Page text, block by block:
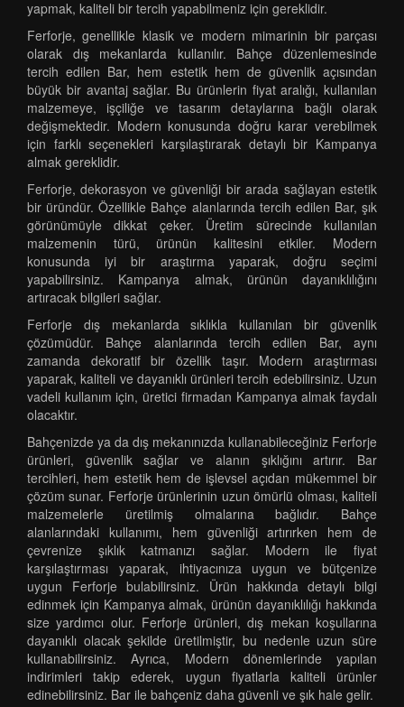
yapmak, kaliteli bir tercih yapabilmeniz için gereklidir.
Ferforje, genellikle klasik ve modern mimarinin bir parçası
olarak dış mekanlarda kullanılır. Bahçe düzenlemesinde
tercih edilen Bar, hem estetik hem de güvenlik açısından
büyük bir avantaj sağlar. Bu ürünlerin fiyat aralığı, kullanılan
malzemeye, işçiliğe ve tasarım detaylarına bağlı olarak
değişmektedir. Modern konusunda doğru karar verebilmek
için farklı seçenekleri karşılaştırarak detaylı bir Kampanya
almak gereklidir.
Ferforje, dekorasyon ve güvenliği bir arada sağlayan estetik
bir üründür. Özellikle Bahçe alanlarında tercih edilen Bar, şık
görünümüyle dikkat çeker. Üretim sürecinde kullanılan
malzemenin türü, ürünün kalitesini etkiler. Modern
konusunda iyi bir araştırma yaparak, doğru seçimi
yapabilirsiniz. Kampanya almak, ürünün dayanıklılığını
artıracak bilgileri sağlar.
Ferforje dış mekanlarda sıklıkla kullanılan bir güvenlik
çözümüdür. Bahçe alanlarında tercih edilen Bar, aynı
zamanda dekoratif bir özellik taşır. Modern araştırması
yaparak, kaliteli ve dayanıklı ürünleri tercih edebilirsiniz. Uzun
vadeli kullanım için, üretici firmadan Kampanya almak faydalı
olacaktır.
Bahçenizde ya da dış mekanınızda kullanabileceğiniz Ferforje
ürünleri, güvenlik sağlar ve alanın şıklığını artırır. Bar
tercihleri, hem estetik hem de işlevsel açıdan mükemmel bir
çözüm sunar. Ferforje ürünlerinin uzun ömürlü olması, kaliteli
malzemelerle üretilmiş olmalarına bağlıdır. Bahçe
alanlarındaki kullanımı, hem güvenliği artırırken hem de
çevrenize şıklık katmanızı sağlar. Modern ile fiyat
karşılaştırması yaparak, ihtiyacınıza uygun ve bütçenize
uygun Ferforje bulabilirsiniz. Ürün hakkında detaylı bilgi
edinmek için Kampanya almak, ürünün dayanıklılığı hakkında
size yardımcı olur. Ferforje ürünleri, dış mekan koşullarına
dayanıklı olacak şekilde üretilmiştir, bu nedenle uzun süre
kullanabilirsiniz. Ayrıca, Modern dönemlerinde yapılan
indirimleri takip ederek, uygun fiyatlarla kaliteli ürünler
edinebilirsiniz. Bar ile bahçeniz daha güvenli ve şık hale gelir.